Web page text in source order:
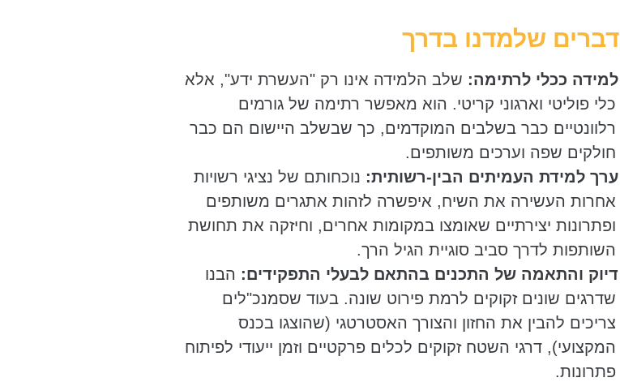
דברים שלמדנו בדרך
למידה ככלי לרתימה: שלב הלמידה אינו רק "העשרת ידע", אלא
כלי פוליטי וארגוני קריטי. הוא מאפשר רתימה של גורמים
רלוונטיים כבר בשלבים המוקדמים, כך שבשלב היישום הם כבר
חולקים שפה וערכים משותפים.
ערך למידת העמיתים הבין-רשותית: נוכחותם של נציגי רשויות
אחרות העשירה את השיח, איפשרה לזהות אתגרים משותפים
ופתרונות יצירתיים שאומצו במקומות אחרים, וחיזקה את תחושת
השותפות לדרך סביב סוגיית הגיל הרך.
דיוק והתאמה של התכנים בהתאם לבעלי התפקידים: הבנו
שדרגים שונים זקוקים לרמת פירוט שונה. בעוד שסמנכ"לים
צריכים להבין את החזון והצורך האסטרטגי (שהוצגו בכנס
המקצועי), דרגי השטח זקוקים לכלים פרקטיים וזמן ייעודי לפיתוח
פתרונות.